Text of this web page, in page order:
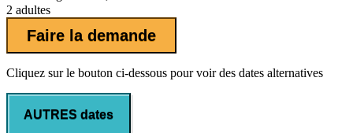
2 adultes
Faire la demande
Cliquez sur le bouton ci-dessous pour voir des dates alternatives
AUTRES dates